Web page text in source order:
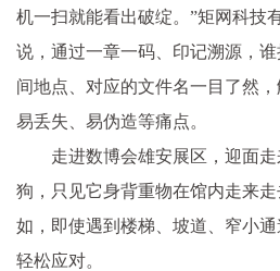
机一扫就能看出破绽。”矩网科技
说，通过一章一码、印记溯源，
间地点、对应的文件名一目了然，
易丢失、易伪造等痛点。
走进数博会雄安展区，迎面
狗，只见它身背重物在馆内走来
如，即使遇到楼梯、坡道、窄小
轻松应对。